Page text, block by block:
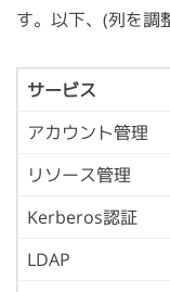
す。以下、(列を調
サービス
アカウント管理
リソース管理
Kerberos認証
LDAP